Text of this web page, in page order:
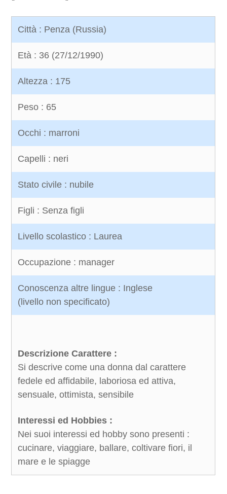
Città : Penza (Russia)
Età : 36 (27/12/1990)
Altezza : 175
Peso : 65
Occhi : marroni
Capelli : neri
Stato civile : nubile
Figli : Senza figli
Livello scolastico : Laurea
Occupazione : manager
Conoscenza altre lingue : Inglese
(livello non specificato)
Descrizione Carattere :
Si descrive come una donna dal carattere
fedele ed affidabile, laboriosa ed attiva,
sensuale, ottimista, sensibile
Interessi ed Hobbies :
Nei suoi interessi ed hobby sono presenti :
cucinare, viaggiare, ballare, coltivare fiori, il
mare e le spiagge